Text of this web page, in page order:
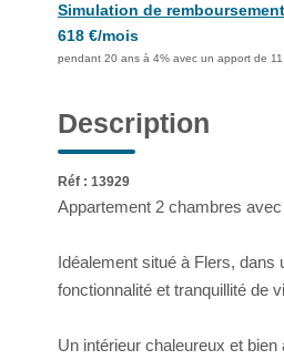
Simulation de
618 €/mois
pendant 20 ans à 4% avec un apport de
Description
Réf : 13929
Appartement 2 chambres
Idéalement situé à Flers,
fonctionnalité et tranquillité de
Un intérieur chaleureux et bien